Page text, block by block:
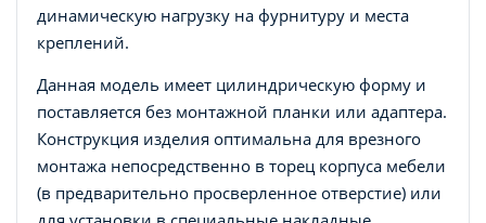
динамическую нагрузку на фурнитуру и места
креплений.
Данная модель имеет цилиндрическую форму и
поставляется без монтажной планки или адаптера.
Конструкция изделия оптимальна для врезного
монтажа непосредственно в торец корпуса мебели
(в предварительно просверленное отверстие) или